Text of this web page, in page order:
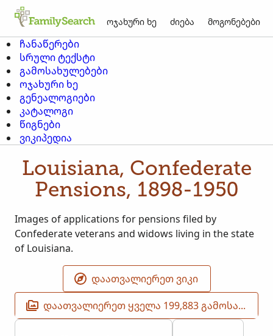
ოჯახური ხე ძიება მოგონებები
ჩანაწერები
სრული ტექსტი
გამოსახულებები
ოჯახური ხე
გენეალოგიები
კატალოგი
წიგნები
ვიკიპედია
Louisiana, Confederate
Pensions, 1898-1950
Images of applications for pensions filed by
Confederate veterans and widows living in the state
of Louisiana.
ᲓᲐᲐᲗᲕᲐᲚᲘᲔᲠᲔᲗ ᲕᲘᲙᲘ
ᲓᲐᲐᲗᲕᲐᲚᲘᲔᲠᲔᲗ ᲧᲕᲔᲚᲐ 199,883 ᲒᲐᲛᲝᲡᲐᲮᲣᲚᲔᲑᲐ